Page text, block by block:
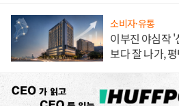
소비자·유통
이부진 야심작
보다 잘 나가, 평